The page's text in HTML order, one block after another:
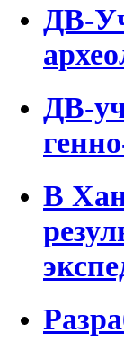
ДВ-
ДВ-
В